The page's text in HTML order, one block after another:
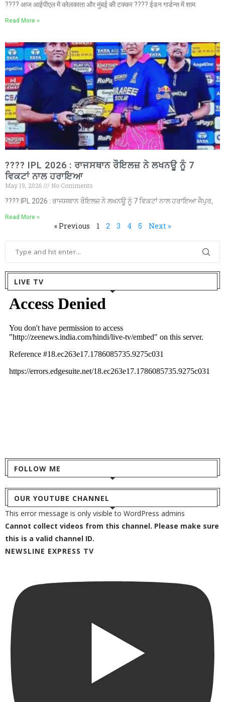
???? आज आईपीएल में कोलकाता और मुंबई की टक्कर ???? ईडन गार्डन्स में शाम
Read More »
???? IPL 2026 : ਰਾਜਸਥਾਨ ਰੌਇਲਜ਼ ਨੇ ਲਖਨਊ ਨੂੰ 7
ਵਿਕਟਾਂ ਨਾਲ ਹਰਾਇਆ
May 19, 2026
No Comments
???? IPL 2026 : ਰਾਜਸਥਾਨ ਰੌਇਲਜ਼ ਨੇ ਲਖਨਊ ਨੂੰ 7 ਵਿਕਟਾਂ ਨਾਲ ਹਰਾਇਆ ਜੈਪੁਰ,
Read More »
« Previous 1 2 3 4 5 Next »
LIVE TV
FOLLOW ME
OUR YOUTUBE CHANNEL
This error message is only visible to WordPress admins
Cannot collect videos from this channel. Please make sure
this is a valid channel ID.
NEWSLINE EXPRESS TV